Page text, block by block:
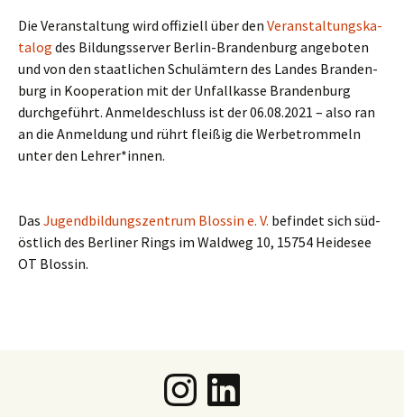
Die Ver­an­stal­tung wird offi­zi­ell über den Ver­an­stal­tungs­ka­
ta­log des Bil­dungs­ser­ver Ber­lin-Bran­den­burg ange­bo­ten
und von den staat­li­chen Schul­äm­tern des Lan­des Bran­den­
burg in Koope­ra­ti­on mit der Unfall­kas­se Bran­den­burg
durch­ge­führt. Anmel­de­schluss ist der 06.08.2021 – also ran
an die Anmel­dung und rührt flei­ßig die Wer­be­trom­meln
unter den Lehrer*innen.
Das Jugend­bil­dungs­zen­trum Blos­sin e. V. befin­det sich süd­
öst­lich des Ber­li­ner Rings im Wald­weg 10, 15754 Hei­de­see
OT Blossin.
Instagram
LinkedIn